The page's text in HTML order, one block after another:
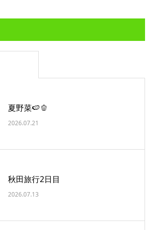
夏野菜🍉🫑
2026.07.21
秋田旅行2日目
2026.07.13